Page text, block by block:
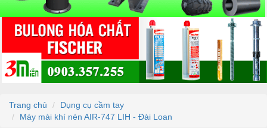
Trang chủ
Dụng cụ cầm tay
Máy mài khí nén AIR-747 LIH - Đài Loan